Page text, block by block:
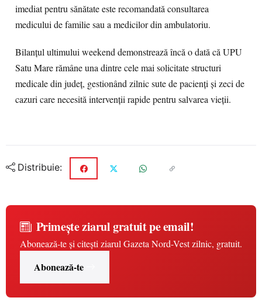
imediat pentru sănătate este recomandată consultarea
medicului de familie sau a medicilor din ambulatoriu.
Bilanțul ultimului weekend demonstrează încă o dată că UPU
Satu Mare rămâne una dintre cele mai solicitate structuri
medicale din județ, gestionând zilnic sute de pacienți și zeci de
cazuri care necesită intervenții rapide pentru salvarea vieții.
Distribuie:
Primește ziarul gratuit pe email!
Abonează-te și citești ziarul Gazeta Nord-Vest zilnic, gratuit.
Abonează-te